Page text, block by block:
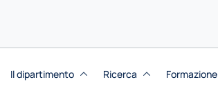
Il dipartimento Ricerca Formazione